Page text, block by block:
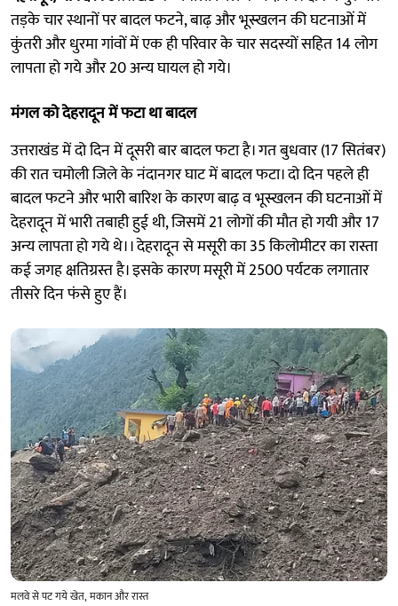
तड़के चार स्थानों पर बादल फटने, बाढ़ और भूस्खलन की घटनाओं में
कुंतरी और धुरमा गांवों में एक ही परिवार के चार सदस्यों सहित 14 लोग
लापता हो गये और 20 अन्य घायल हो गये।
मंगल को देहरादून में फटा था बादल
उत्तराखंड में दो दिन में दूसरी बार बादल फटा है। गत बुधवार (17 सितंबर)
की रात चमोली जिले के नंदानगर घाट में बादल फटा। दो दिन पहले ही
बादल फटने और भारी बारिश के कारण बाढ़ व भूस्खलन की घटनाओं में
देहरादून में भारी तबाही हुई थी, जिसमें 21 लोगों की मौत हो गयी और 17
अन्य लापता हो गये थे।। देहरादून से मसूरी का 35 किलोमीटर का रास्ता
कई जगह क्षतिग्रस्त है। इसके कारण मसूरी में 2500 पर्यटक लगातार
तीसरे दिन फंसे हुए हैं।
मलवे से पट गये खेत, मकान और रास्त